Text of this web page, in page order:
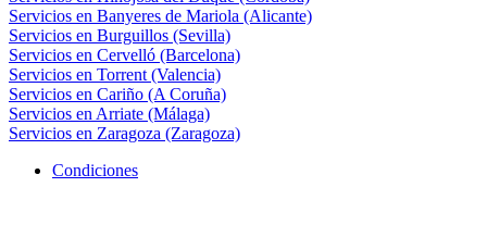
Servicios en Banyeres de Mariola (Alicante)
Servicios en Burguillos (Sevilla)
Servicios en Cervelló (Barcelona)
Servicios en Torrent (Valencia)
Servicios en Cariño (A Coruña)
Servicios en Arriate (Málaga)
Servicios en Zaragoza (Zaragoza)
Condiciones